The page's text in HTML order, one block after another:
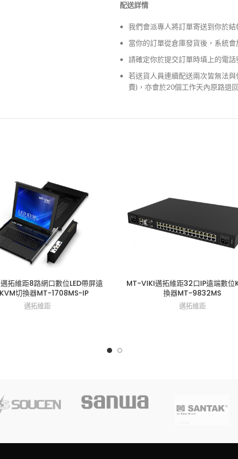
配送詳情
我們會派專人將訂單寄送到你於結
當你的訂單從倉庫發貨後，系統
請確定你於提交訂單時填上的電
若送貨人員連續配送兩次皆無法
費)，亦會於20個工作天內原路退
拓維距8路網口數位LED帶屏遠
切換器MT-1708MS-IP
邁拓維距
MT-VIKI邁拓維距32口IP遠端數位
換器MT-9832MS
邁拓維距